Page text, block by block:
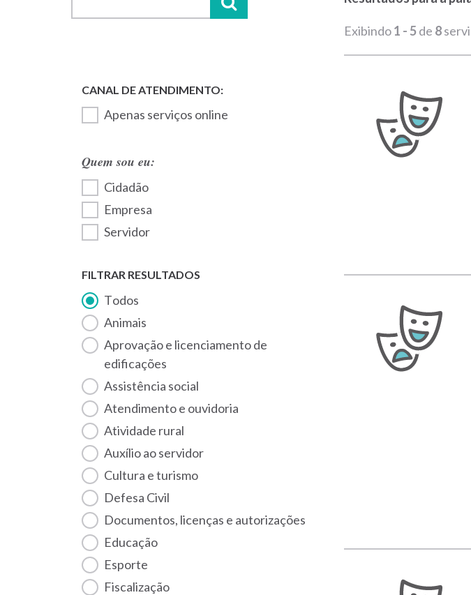
Apenas serviços online
Quem sou eu:
Cidadão
Empresa
Servidor
FILTRAR RESULTADOS
Todos
Animais
Aprovação e licenciamento de
edificações
Assistência social
Atendimento e ouvidoria
Atividade rural
Auxílio ao servidor
Cultura e turismo
Defesa Civil
Documentos, licenças e autorizações
Educação
Esporte
Fiscalização
Exibindo1 - 5de 8